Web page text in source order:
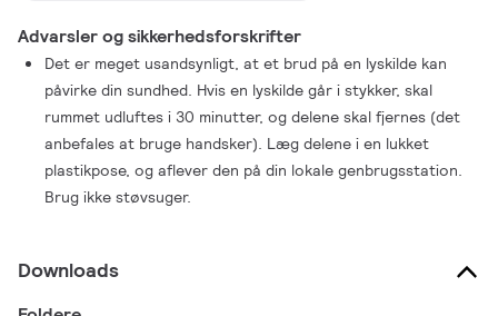
Advarsler og sikkerhedsforskrifter
Det er meget usandsynligt, at et brud på en lyskilde kan
påvirke din sundhed. Hvis en lyskilde går i stykker, skal
rummet udluftes i 30 minutter, og delene skal fjernes (det
anbefales at bruge handsker). Læg delene i en lukket
plastikpose, og aflever den på din lokale genbrugsstation.
Brug ikke støvsuger.
Downloads